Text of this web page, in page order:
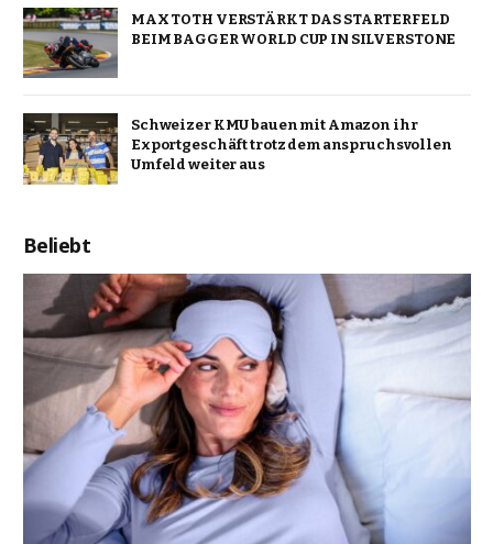
MAX TOTH VERSTÄRKT DAS STARTERFELD
BEIM BAGGER WORLD CUP IN SILVERSTONE
Schweizer KMU bauen mit Amazon ihr
Exportgeschäft trotz dem anspruchsvollen
Umfeld weiter aus
Beliebt